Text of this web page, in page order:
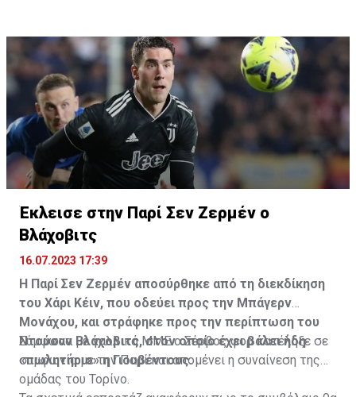
Έκλεισε στην Παρί Σεν Ζερμέν ο
Βλάχοβιτς
16.07.2023 17:39
Η Παρί Σεν Ζερμέν αποσύρθηκε από τη διεκδίκηση
του Χάρι Κέιν, που οδεύει προς την Μπάγερν
Μονάχου, και στράφηκε προς την περίπτωση του
Ντούσαν Βλάχοβιτς, στον οποίο έχει βάλει ήδη
«πωλητήριο» η Γιουβέντους.
Σύμφωνα με γαλλικά ΜΜΕ ο Σέρβος φορ κατέληξε σε
συμφωνία με την Παρί και απομένει η συναίνεση της
ομάδας του Τορίνο.